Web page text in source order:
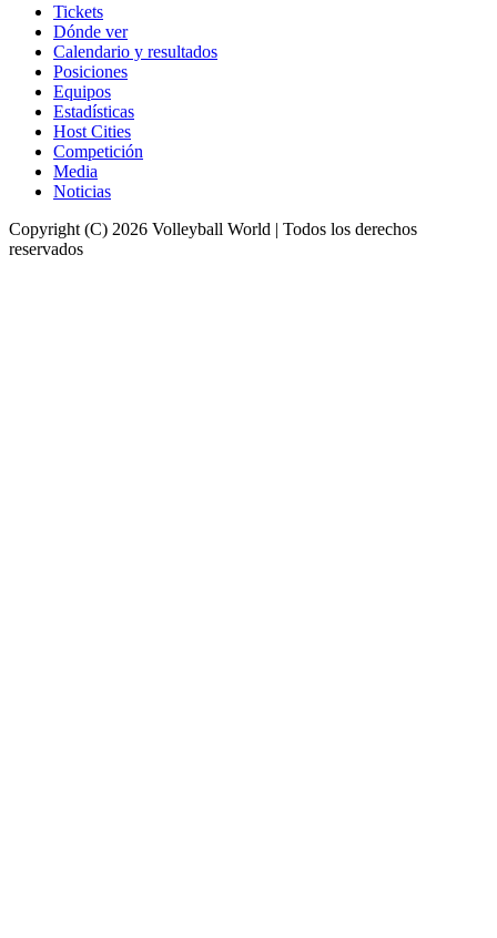
Tickets
Dónde ver
Calendario y resultados
Posiciones
Equipos
Estadísticas
Host Cities
Competición
Media
Noticias
Copyright (C) 2026 Volleyball World | Todos los derechos
reservados